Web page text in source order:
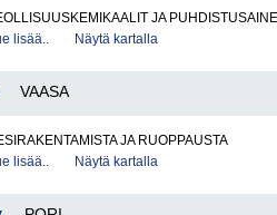
JA
lisää..
Näytä kartalla
VAASA
JA RUOPPAUSTA
lisää..
Näytä kartalla